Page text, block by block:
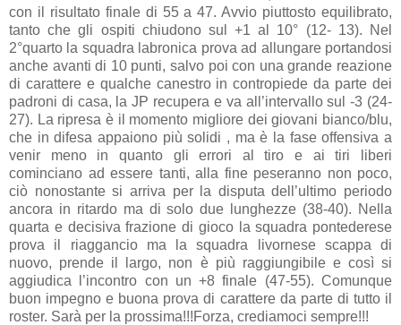
con il risultato finale di 55 a 47. Avvio piuttosto equilibrato,
tanto che gli ospiti chiudono sul +1 al 10° (12- 13). Nel
2°quarto la squadra labronica prova ad allungare portandosi
anche avanti di 10 punti, salvo poi con una grande reazione
di carattere e qualche canestro in contropiede da parte dei
padroni di casa, la JP recupera e va all’intervallo sul -3 (24-
27). La ripresa è il momento migliore dei giovani bianco/blu,
che in difesa appaiono più solidi , ma è la fase offensiva a
venir meno in quanto gli errori al tiro e ai tiri liberi
cominciano ad essere tanti, alla fine peseranno non poco,
ciò nonostante si arriva per la disputa dell’ultimo periodo
ancora in ritardo ma di solo due lunghezze (38-40). Nella
quarta e decisiva frazione di gioco la squadra pontederese
prova il riaggancio ma la squadra livornese scappa di
nuovo, prende il largo, non è più raggiungibile e così si
aggiudica l’incontro con un +8 finale (47-55). Comunque
buon impegno e buona prova di carattere da parte di tutto il
roster. Sarà per la prossima!!!Forza, crediamoci sempre!!!